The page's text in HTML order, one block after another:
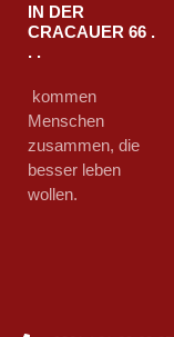
IN DER
CRACAUER 66 .
. .
kommen
Menschen
zusammen, die
besser leben
wollen.